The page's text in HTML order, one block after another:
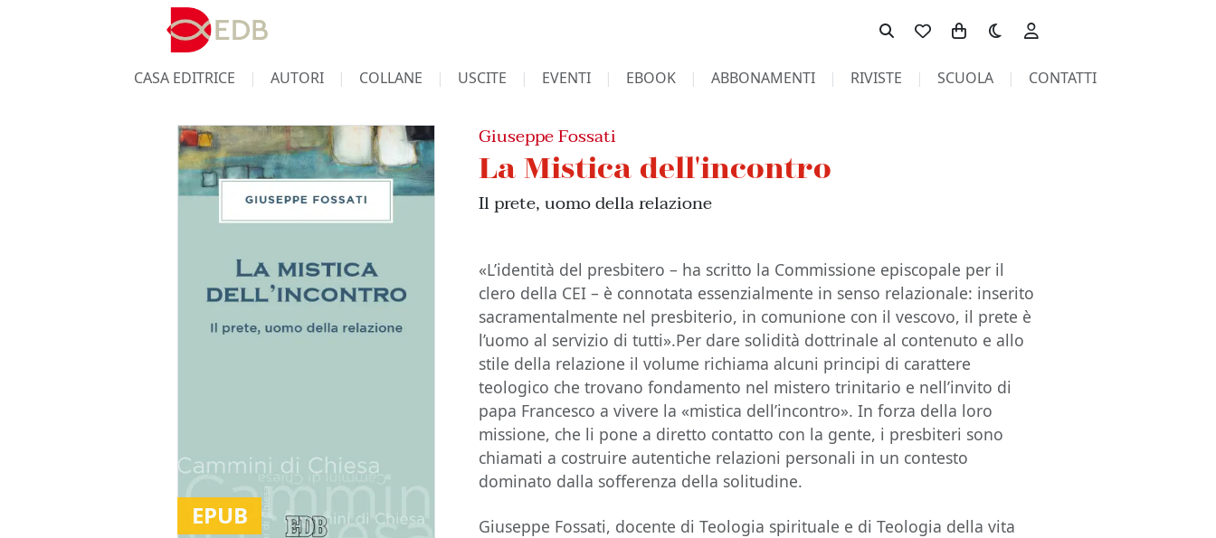
Toggle theme
CASA EDITRICE AUTORI COLLANE USCITE EVENTI EBOOK ABBONAMENTI RIVISTE SCUOLA CONTATTI
EPUB
Giuseppe Fossati
La Mistica dell'incontro
Il prete, uomo della relazione
«L’identità del presbitero – ha scritto la Commissione episcopale per il
clero della CEI – è connotata essenzialmente in senso relazionale: inserito
sacramentalmente nel presbiterio, in comunione con il vescovo, il prete è
l’uomo al servizio di tutti».Per dare solidità dottrinale al contenuto e allo
stile della relazione il volume richiama alcuni principi di carattere
teologico che trovano fondamento nel mistero trinitario e nell’invito di
papa Francesco a vivere la «mistica dell’incontro». In forza della loro
missione, che li pone a diretto contatto con la gente, i presbiteri sono
chiamati a costruire autentiche relazioni personali in un contesto
dominato dalla sofferenza della solitudine.
Giuseppe Fossati, docente di Teologia spirituale e di Teologia della vita